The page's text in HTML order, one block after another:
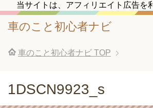
当サイトは、アフィリエイト広告を
車のこと初心者ナビ
車のこと初心者ナビ TOP
1DSCN9923_s